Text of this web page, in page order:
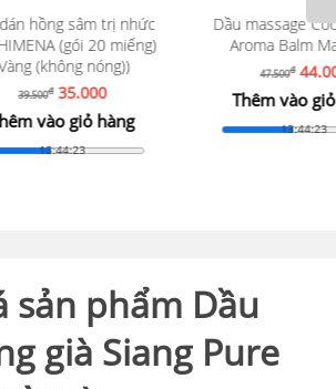
trị nhức
miếng)
Dầu massage CooD OTOP
Aroma Balm Massage
Thêm vào giỏ hàng
13:44:22
sản phẩm Dầu
già Siang Pure